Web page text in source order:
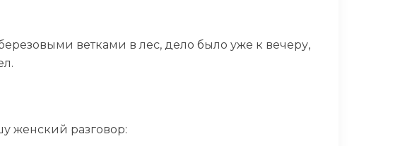
ветками в лес, дело было уже к вечеру,
женский разговор: